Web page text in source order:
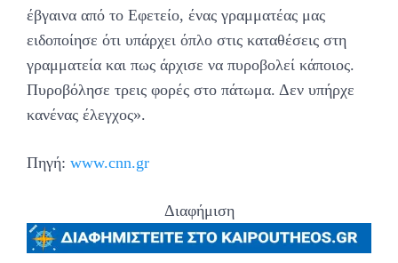
έβγαινα από το Εφετείο, ένας γραμματέας μας
ειδοποίησε ότι υπάρχει όπλο στις καταθέσεις στη
γραμματεία και πως άρχισε να πυροβολεί κάποιος.
Πυροβόλησε τρεις φορές στο πάτωμα. Δεν υπήρχε
κανένας έλεγχος».
Πηγή: www.cnn.gr
Διαφήμιση